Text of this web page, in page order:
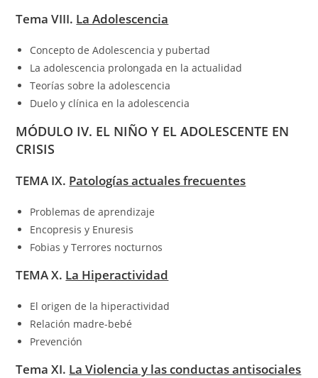
Tema VIII. La Adolescencia
Concepto de Adolescencia y pubertad
La adolescencia prolongada en la actualidad
Teorías sobre la adolescencia
Duelo y clínica en la adolescencia
MÓDULO IV. EL NIÑO Y EL ADOLESCENTE EN
CRISIS
TEMA IX. Patologías actuales frecuentes
Problemas de aprendizaje
Encopresis y Enuresis
Fobias y Terrores nocturnos
TEMA X. La Hiperactividad
El origen de la hiperactividad
Relación madre-bebé
Prevención
Tema XI. La Violencia y las conductas antisociales